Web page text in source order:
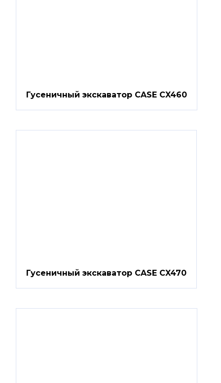
Гусеничный экскаватор CASE CX460
Гусеничный экскаватор CASE CX470